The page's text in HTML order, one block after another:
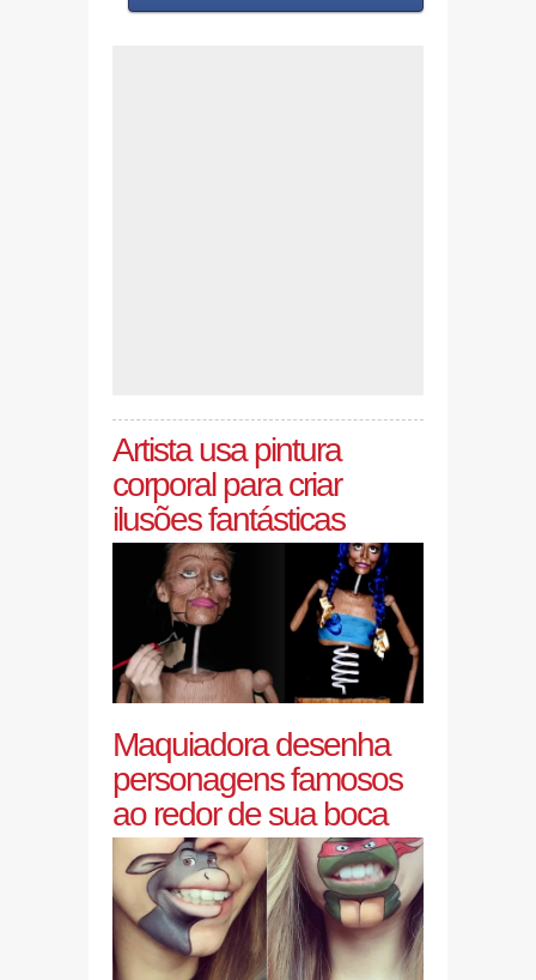
Artista usa pintura
corporal para criar
ilusões fantásticas
Maquiadora desenha
personagens famosos
ao redor de sua boca